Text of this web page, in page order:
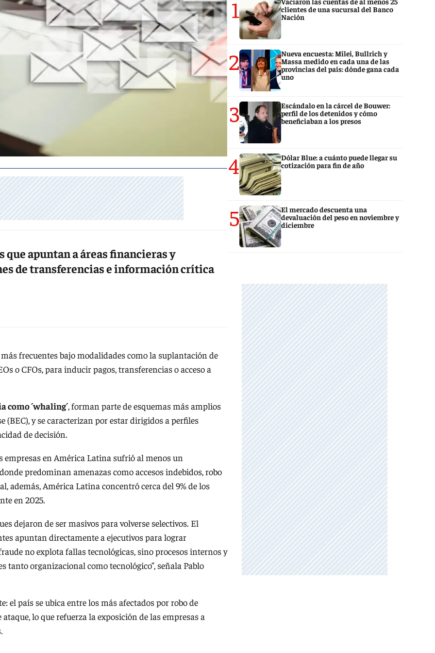
que apuntan a áreas financieras y
de transferencias e información crítica
frecuentes bajo modalidades como la suplantación de
o CFOs, para inducir pagos, transferencias o acceso a
como ´whaling´, forman parte de esquemas más amplios
y se caracterizan por estar dirigidos a perfiles
de decisión.
empresas en América Latina sufrió al menos un
predominan amenazas como accesos indebidos, robo
además, América Latina concentró cerca del 9% de los
en 2025.
dejaron de ser masivos para volverse selectivos. El
apuntan directamente a ejecutivos para lograr
no explota fallas tecnológicas, sino procesos internos y
tanto organizacional como tecnológico”, señala Pablo
el país se ubica entre los más afectados por robo de
lo que refuerza la exposición de las empresas a
1
clientes de una sucursal del Banco
Nación
2
Nueva encuesta: Milei, Bullrich y
Massa medido en cada una de las
provincias del país: dónde gana cada
uno
3
Escándalo en la cárcel de Bouwer:
perfil de los detenidos y cómo
beneficiaban a los presos
4
Dólar Blue: a cuánto puede llegar su
cotización para fin de año
5
El mercado descuenta una
devaluación del peso en noviembre y
diciembre